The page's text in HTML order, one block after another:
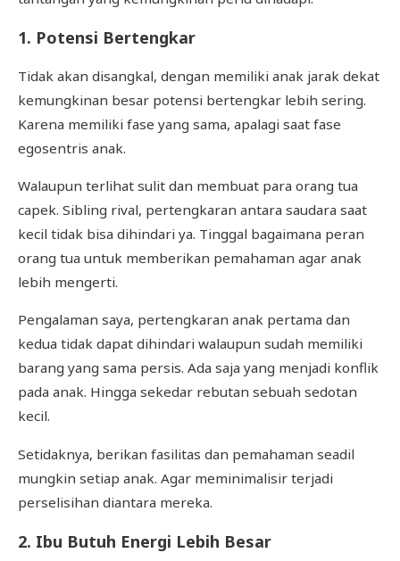
1. Potensi Bertengkar
Tidak akan disangkal, dengan memiliki anak jarak dekat
kemungkinan besar potensi bertengkar lebih sering.
Karena memiliki fase yang sama, apalagi saat fase
egosentris anak.
Walaupun terlihat sulit dan membuat para orang tua
capek. Sibling rival, pertengkaran antara saudara saat
kecil tidak bisa dihindari ya. Tinggal bagaimana peran
orang tua untuk memberikan pemahaman agar anak
lebih mengerti.
Pengalaman saya, pertengkaran anak pertama dan
kedua tidak dapat dihindari walaupun sudah memiliki
barang yang sama persis. Ada saja yang menjadi konflik
pada anak. Hingga sekedar rebutan sebuah sedotan
kecil.
Setidaknya, berikan fasilitas dan pemahaman seadil
mungkin setiap anak. Agar meminimalisir terjadi
perselisihan diantara mereka.
2. Ibu Butuh Energi Lebih Besar